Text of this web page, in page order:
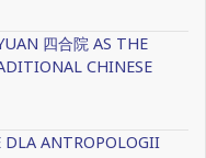
四合院 AS THE
CHINESE
DLA ANTROPOLOGII